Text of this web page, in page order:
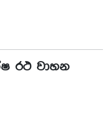
රථ වාහන